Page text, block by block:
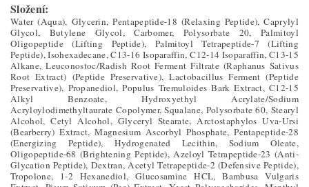
Složení:
Water (Aqua), Glycerin, Pentapeptide-18 (Relaxing Peptide), Caprylyl
Glycol, Butylene Glycol, Carbomer, Polysorbate 20, Palmitoyl
Oligopeptide (Lifting Peptide), Palmitoyl Tetrapeptide-7 (Lifting
Peptide), Isohexadecane, C13-16 Isoparaffin, C12-14 Isoparaffin, C13-15
Alkane, Leuconostoc/Radish Root Ferment Filtrate (Raphanus Sativus
Root Extract) (Peptide Preservative), Lactobacillus Ferment (Peptide
Preservative), Propanediol, Populus Tremuloides Bark Extract, C12-15
Alkyl Benzoate, Hydroxyethyl Acrylate/Sodium
Acryloylodimethyltaurate Copolymer, Squalane, Polysorbate 60, Stearyl
Alcohol, Cetyl Alcohol, Glyceryl Stearate, Arctostaphylos Uva-Ursi
(Bearberry) Extract, Magnesium Ascorbyl Phosphate, Pentapeptide-28
(Energizing Peptide), Hydrogenated Lecithin, Sodium Oleate,
Oligopeptide-68 (Brightening Peptide), Azeloyl Tetrapeptide-23 (Anti-
Glycation Peptide), Dextran, Acetyl Tetrapeptide-2 (Defensive Peptide),
Tropolone, 1-2 Hexanediol, Glucosamine HCL, Bambusa Vulgaris